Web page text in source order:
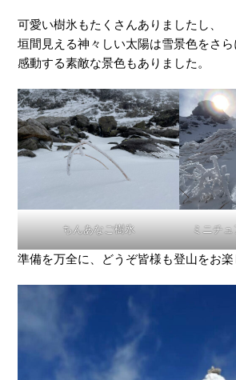
可愛い樹氷もたくさんありましたし、
垣間見える神々しい太陽は雪景色をさ
感動する素敵な景色もありました。
ちんあなご樹氷 ミニチ
準備を万全に、どうぞ皆様も登山をお